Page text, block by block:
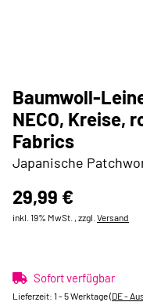
Baumwoll-
NECO, Kreise,
Fabrics
Japanische
29,99 €
inkl. 19% MwSt. , zzgl. Versand
Sofort verfügbar
Lieferzeit: 1 - 5 Werktage(DE -